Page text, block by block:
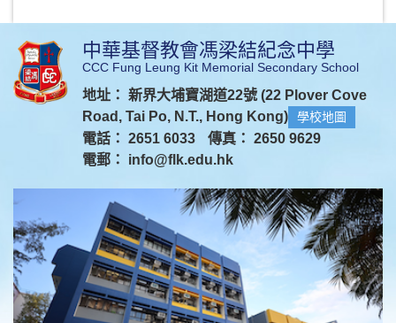
中華基督教會馮梁結紀念中學
CCC Fung Leung Kit Memorial Secondary School
地址： 新界大埔寶湖道22號 (22 Plover Cove
Road, Tai Po, N.T., Hong Kong)
學校地圖
電話： 2651 6033
傳真： 2650 9629
電郵： info@flk.edu.hk